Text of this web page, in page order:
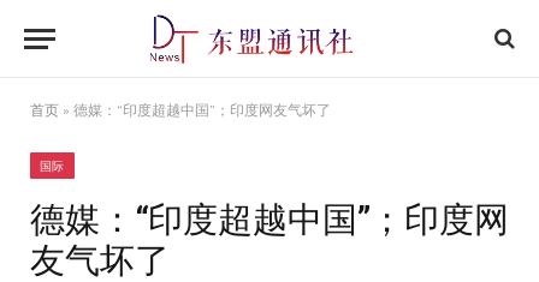
首页 » 德媒：“印度超越中国”；印度网友气坏了
国际
德媒：“印度超越中国”；印度网
友气坏了